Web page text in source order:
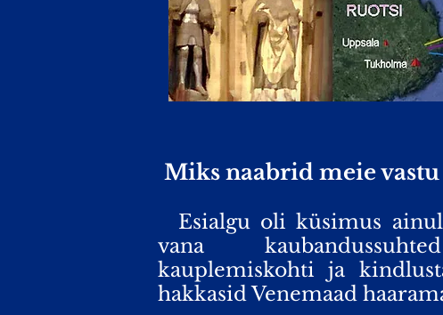
Miks naabrid meie
Esialgu oli küsimus
vana
kaubandussuhted
kauplemiskohti ja
hakkasid Venemaad